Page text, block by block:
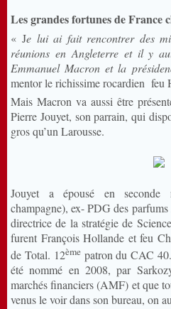
Les grandes fortunes de France
« Je lui ai fait rencontrer des
réunions en Angleterre et il y
Emmanuel Macron et la
mentor le richissime rocardien feu
Mais Macron va aussi être
Pierre Jouyet, son parrain, qui
gros qu’un Larousse.
Jouyet a épousé en
champagne), ex- PDG des
directrice de la stratégie de
furent François Hollande et feu
de Total. 12èmepatron du CAC
été nommé en 2008, par
marchés financiers (AMF) et que
venus le voir dans son bureau, on